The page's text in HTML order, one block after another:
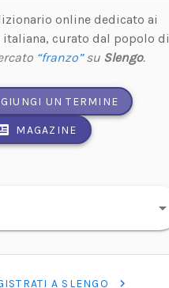
online dedicato ai
curato dal popolo di
“franzo”su Slengo.
UN TERMINE
MAGAZINE
A SLENGO